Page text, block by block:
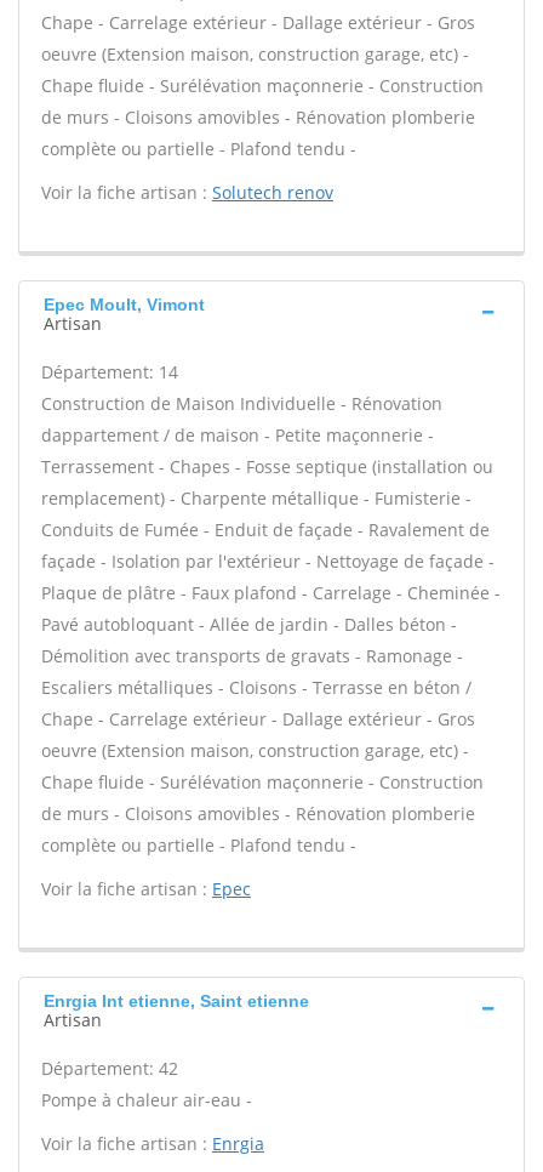
Chape - Carrelage extérieur - Dallage extérieur - Gros
oeuvre (Extension maison, construction garage, etc) -
Chape fluide - Surélévation maçonnerie - Construction
de murs - Cloisons amovibles - Rénovation plomberie
complète ou partielle - Plafond tendu -
Voir la fiche artisan : Solutech renov
Epec Moult, Vimont
Artisan
Département: 14
Construction de Maison Individuelle - Rénovation
dappartement / de maison - Petite maçonnerie -
Terrassement - Chapes - Fosse septique (installation ou
remplacement) - Charpente métallique - Fumisterie -
Conduits de Fumée - Enduit de façade - Ravalement de
façade - Isolation par l'extérieur - Nettoyage de façade -
Plaque de plâtre - Faux plafond - Carrelage - Cheminée -
Pavé autobloquant - Allée de jardin - Dalles béton -
Démolition avec transports de gravats - Ramonage -
Escaliers métalliques - Cloisons - Terrasse en béton /
Chape - Carrelage extérieur - Dallage extérieur - Gros
oeuvre (Extension maison, construction garage, etc) -
Chape fluide - Surélévation maçonnerie - Construction
de murs - Cloisons amovibles - Rénovation plomberie
complète ou partielle - Plafond tendu -
Voir la fiche artisan : Epec
Enrgia Int etienne, Saint etienne
Artisan
Département: 42
Pompe à chaleur air-eau -
Voir la fiche artisan : Enrgia